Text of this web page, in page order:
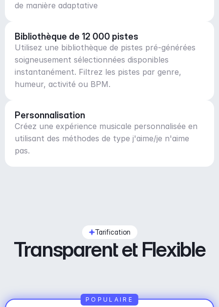
de manière adaptative
Bibliothèque de 12 000 pistes
Utilisez une bibliothèque de pistes pré-générées
soigneusement sélectionnées disponibles
instantanément. Filtrez les pistes par genre,
humeur, activité ou BPM.
Personnalisation
Créez une expérience musicale personnalisée en
utilisant des méthodes de type j'aime/je n'aime
pas.
Tarification
Transparent et Flexible
POPULAIRE